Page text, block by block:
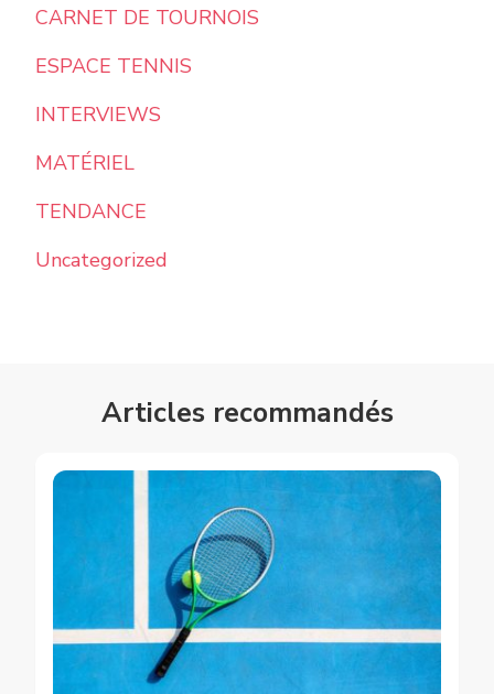
CARNET DE TOURNOIS
ESPACE TENNIS
INTERVIEWS
MATÉRIEL
TENDANCE
Uncategorized
Articles recommandés